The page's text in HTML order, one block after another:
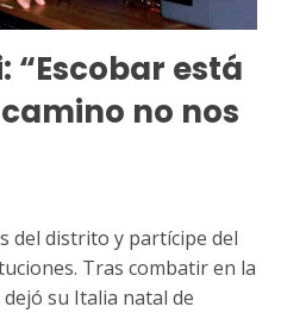
“Escobar está
no nos
del distrito y partícipe del
Tras combatir en la
su Italia natal de